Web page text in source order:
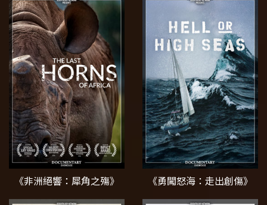
《非洲絕響：犀角之殤》 《勇闖怒海：走出創傷》